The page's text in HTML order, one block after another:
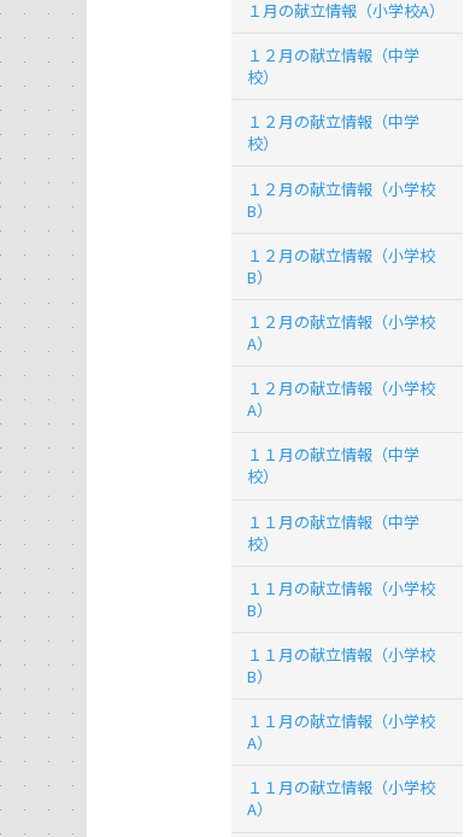
１月の献立情報（小学校A）
１２月の献立情報（中学
校）
１２月の献立情報（中学
校）
１２月の献立情報（小学校
B）
１２月の献立情報（小学校
B）
１２月の献立情報（小学校
A）
１２月の献立情報（小学校
A）
１１月の献立情報（中学
校）
１１月の献立情報（中学
校）
１１月の献立情報（小学校
B）
１１月の献立情報（小学校
B）
１１月の献立情報（小学校
A）
１１月の献立情報（小学校
A）